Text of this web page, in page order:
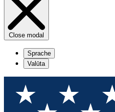
Close modal
Sprache
Valūta